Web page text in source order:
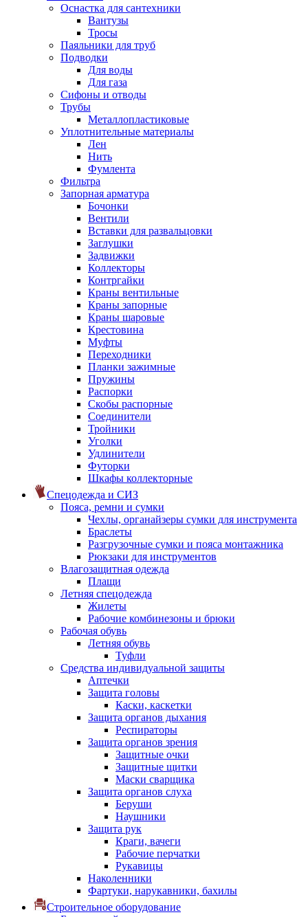
Оснастка для сантехники
Вантузы
Тросы
Паяльники для труб
Подводки
Для воды
Для газа
Сифоны и отводы
Трубы
Металлопластиковые
Уплотнительные материалы
Лен
Нить
Фумлента
Фильтра
Запорная арматура
Бочонки
Вентили
Вставки для развальцовки
Заглушки
Задвижки
Коллекторы
Контргайки
Краны вентильные
Краны запорные
Краны шаровые
Крестовина
Муфты
Переходники
Планки зажимные
Пружины
Распорки
Скобы распорные
Соединители
Тройники
Уголки
Удлинители
Футорки
Шкафы коллекторные
Спецодежда и СИЗ
Пояса, ремни и сумки
Чехлы, органайзеры сумки для инструмента
Браслеты
Разгрузочные сумки и пояса монтажника
Рюкзаки для инструментов
Влагозащитная одежда
Плащи
Летняя спецодежда
Жилеты
Рабочие комбинезоны и брюки
Рабочая обувь
Летняя обувь
Туфли
Средства индивидуальной защиты
Аптечки
Защита головы
Каски, каскетки
Защита органов дыхания
Респираторы
Защита органов зрения
Защитные очки
Защитные щитки
Маски сварщика
Защита органов слуха
Беруши
Наушники
Защита рук
Краги, вачеги
Рабочие перчатки
Рукавицы
Наколенники
Фартуки, нарукавники, бахилы
Строительное оборудование